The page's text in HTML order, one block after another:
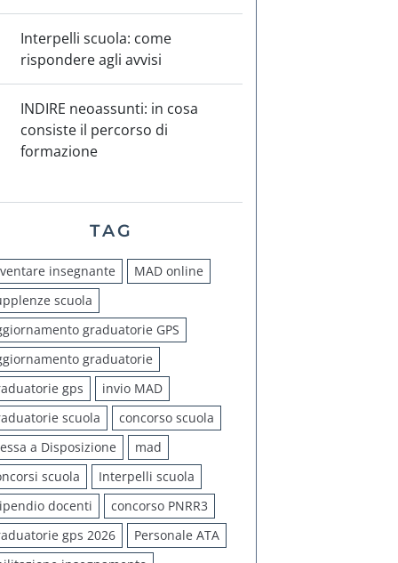
Interpelli scuola: come
rispondere agli avvisi
INDIRE neoassunti: in cosa
consiste il percorso di
formazione
TAG
insegnante
MAD online
scuola
graduatorie GPS
graduatorie
gps
invio MAD
scuola
concorso scuola
a Disposizione
mad
scuola
Interpelli scuola
docenti
concorso PNRR3
gps 2026
Personale ATA